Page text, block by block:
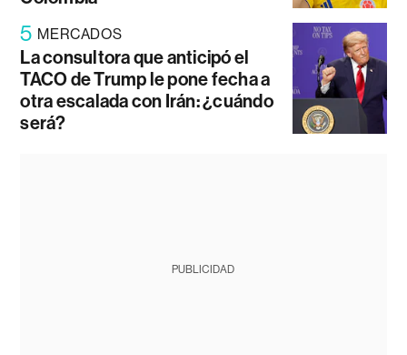
5 MERCADOS
La consultora que anticipó el
TACO de Trump le pone fecha a
otra escalada con Irán: ¿cuándo
será?
PUBLICIDAD